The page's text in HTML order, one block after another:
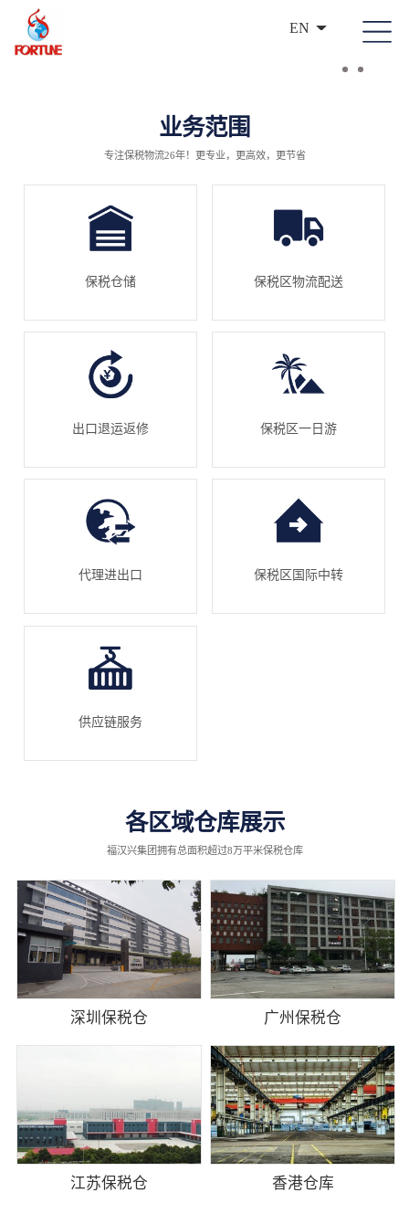
EN
业务范围
专注保税物流26年！更专业，更高效，更节省
保税仓储 保税区物流配送
出口退运返修 保税区一日游
代理进出口 保税区国际中转
供应链服务
各区域仓库展示
福汉兴集团拥有总面积超过8万平米保税仓库
深圳保税仓 广州保税仓
江苏保税仓 香港仓库